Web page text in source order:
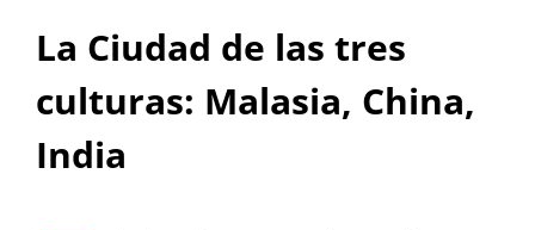
La Ciudad de las tres
culturas: Malasia, China,
India